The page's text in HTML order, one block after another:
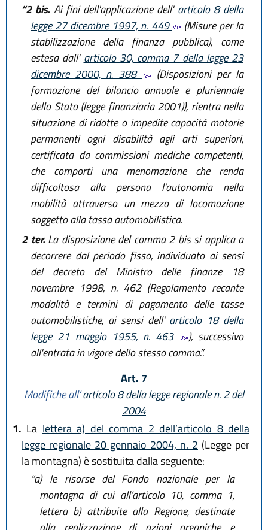
“2 bis.Ai fini dell'applicazione dell' articolo 8 della
legge 27 dicembre 1997, n. 449
(Misure per la
stabilizzazione della finanza pubblica), come
estesa dall' articolo 30, comma 7 della legge 23
dicembre 2000, n. 388
(Disposizioni per la
formazione del bilancio annuale e pluriennale
dello Stato (legge finanziaria 2001)), rientra nella
situazione di ridotte o impedite capacità motorie
permanenti ogni disabilità agli arti superiori,
certificata da commissioni mediche competenti,
che comporti una menomazione che renda
difficoltosa alla persona l’autonomia nella
mobilità attraverso un mezzo di locomozione
soggetto alla tassa automobilistica.
2 ter.La disposizione del comma 2 bis si applica a
decorrere dal periodo fisso, individuato ai sensi
del decreto del Ministro delle finanze 18
novembre 1998, n. 462 (Regolamento recante
modalità e termini di pagamento delle tasse
automobilistiche, ai sensi dell' articolo 18 della
legge 21 maggio 1955, n. 463
), successivo
all'entrata in vigore dello stesso comma.”.
Art. 7
Modifiche all’articolo 8 della legge regionale n. 2 del
2004
1. La lettera a) del comma 2 dell’articolo 8 della
legge regionale 20 gennaio 2004, n. 2 (Legge per
la montagna) è sostituita dalla seguente:
“a)le risorse del Fondo nazionale per la
montagna di cui all’articolo 10, comma 1,
lettera b) attribuite alla Regione, destinate